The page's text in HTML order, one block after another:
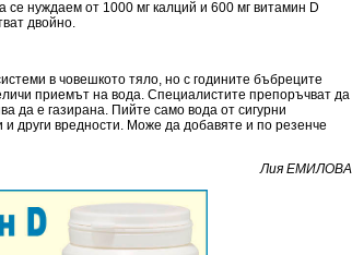
се нуждаем от 1000 мг калций и 600 мг витамин D
двойно.
в човешкото тяло, но с годините бъбреците
приемът на вода. Специалистите препоръчват да
да е газирана. Пийте само вода от сигурни
други вредности. Може да добавяте и по резенче
Лия ЕМИЛОВА